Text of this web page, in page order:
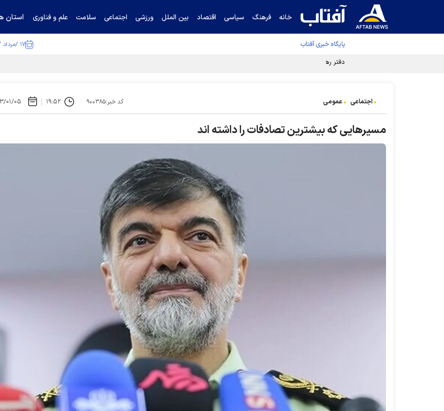
خانه فرهنگ سیاسی اقتصاد بین الملل ورزشی اجتماعی سلامت علم و فناوری استان
پایگاه خبری آفتاب ۱۷ /مرداد /۱۴۰۵
دفتر رهبر انقلاب ادعای خرازی درباره پزشکیان را تکذیب کرد
اجتماعی عمومی کد خبر:۹۰۰۳۸۵ ۱۹:۵۲ ۱۴۰۳/
مسیرهایی که بیشترین تصادفات را داشته اند